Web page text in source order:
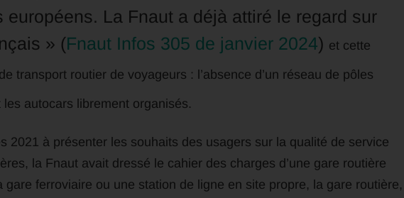
européens. La Fnaut a déjà attiré le regard sur
» (Fnaut Infos 305 de janvier 2024) et cette
transport routier de voyageurs : l’absence d’un réseau de pôles
les autocars librement organisés.
2021 à présenter les souhaits des usagers sur la qualité de service
la Fnaut avait dressé le cahier des charges d’une gare routière
gare ferroviaire ou une station de ligne en site propre, la gare routière,